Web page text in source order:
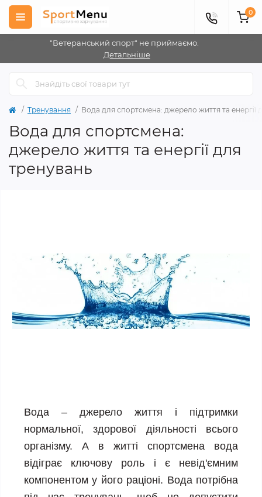
"Ветеранський спорт" не приймаємо.
Детальніше
0
Тренування Вода для спортсмена: джерело життя та енергії
Вода для спортсмена:
джерело життя та енергії для
тренувань
Вода – джерело життя і підтримки
нормальної, здорової діяльності всього
організму. А в житті спортсмена вода
відіграє ключову роль і є невід'ємним
компонентом у його раціоні. Вода потрібна